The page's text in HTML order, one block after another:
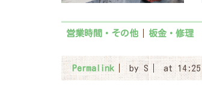
営業時間・その他 板金・修理
Permalink by S at 14:25